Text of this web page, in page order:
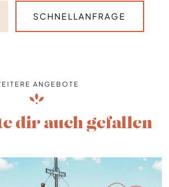
SCHNELLANFRAGE
ANGEBOTE
dir auch gefallen